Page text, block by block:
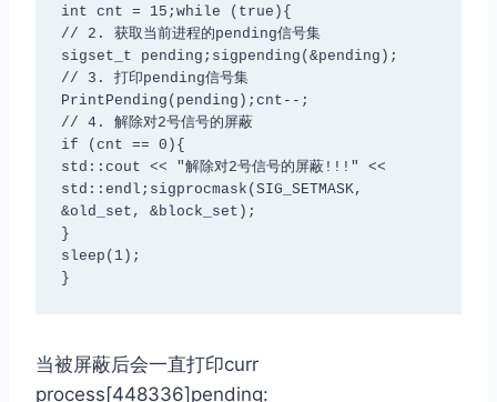
int cnt = 15;while (true){
// 2. 获取当前进程的pending信号集
sigset_t pending;sigpending(&pending);
// 3. 打印pending信号集
PrintPending(pending);cnt--;
// 4. 解除对2号信号的屏蔽
if (cnt == 0){
std::cout << "解除对2号信号的屏蔽!!!" <<
std::endl;sigprocmask(SIG_SETMASK,
&old_set, &block_set);
}
sleep(1);
}
当被屏蔽后会一直打印curr
process[448336]pending: